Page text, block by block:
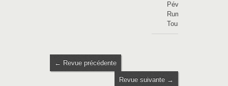
Pévèle
Rumes
Tournai
← Revue précédente
Revue suivante →